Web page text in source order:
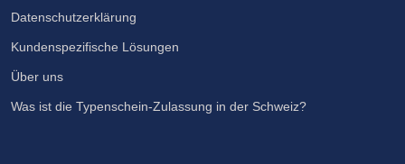
Datenschutzerklärung
Kundenspezifische Lösungen
Über uns
Was ist die Typenschein-Zulassung in der Schweiz?